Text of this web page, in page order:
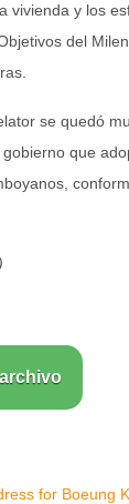
vivienda y los
del
se quedó
que
for Boeung